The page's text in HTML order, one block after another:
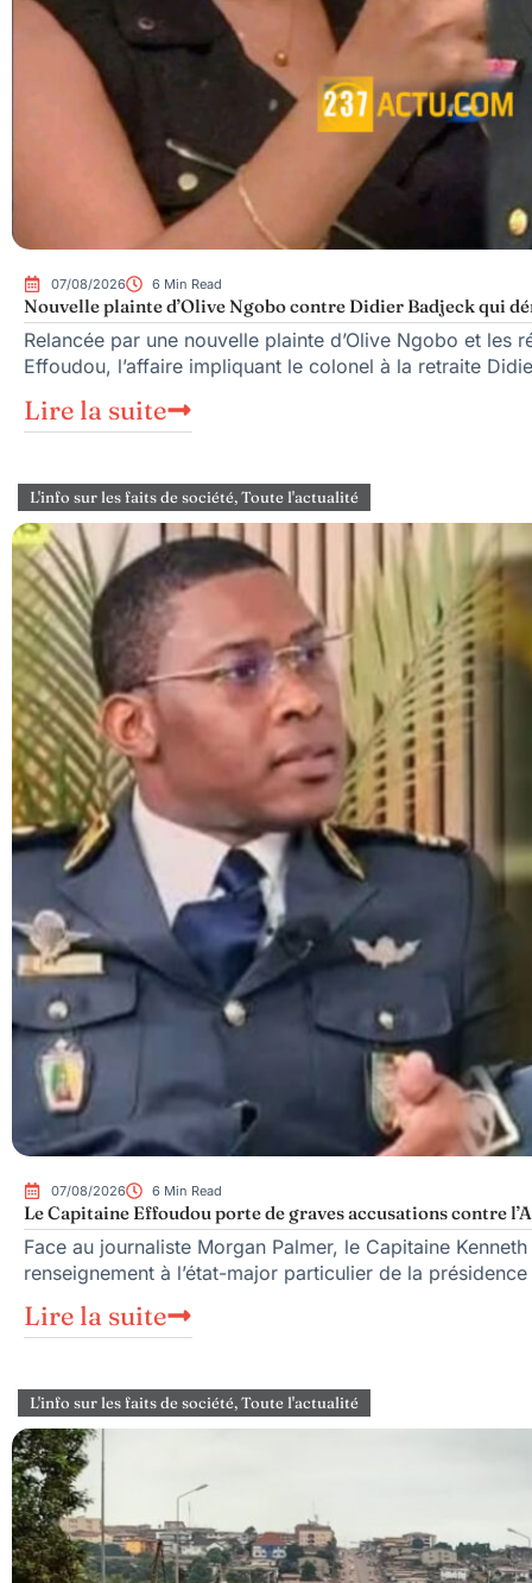
07/08/2026 6 Min Read
Nouvelle plainte d’Olive Ngobo contre Didier Badjeck qui
Relancée par une nouvelle plainte d’Olive Ngobo et les
Effoudou, l’affaire impliquant le colonel à la retraite
Lire la suite
L'info sur les faits de société,Toute l'actualité
07/08/2026 6 Min Read
Le Capitaine Effoudou porte de graves accusations contre
Face au journaliste Morgan Palmer, le Capitaine
renseignement à l’état-major particulier de la
Lire la suite
L'info sur les faits de société,Toute l'actualité